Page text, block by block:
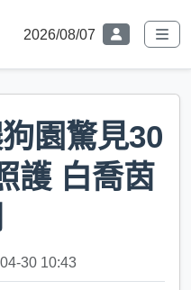
2026/08/07
園驚見30
護 白喬茵
30 10:43